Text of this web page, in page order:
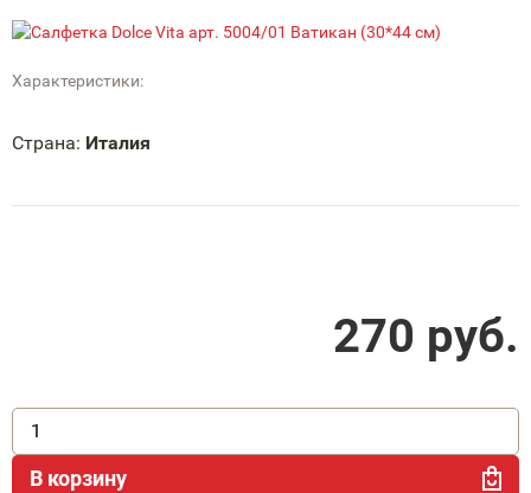
Характеристики:
Страна: Италия
270 руб.
В корзину